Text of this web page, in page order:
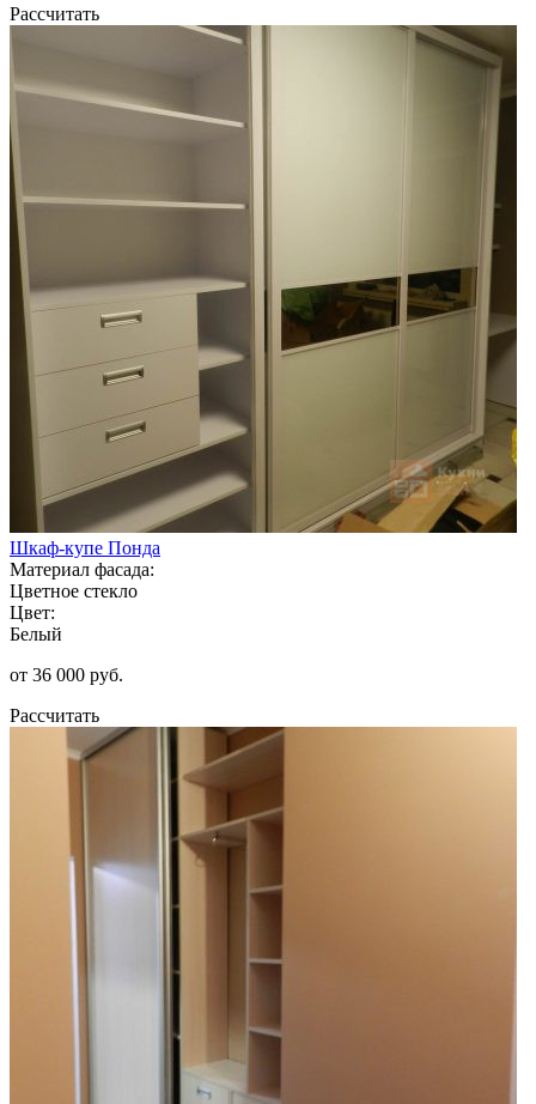
Рассчитать
Шкаф-купе Понда
Материал фасада:
Цветное стекло
Цвет:
Белый
от 36 000 руб.
Рассчитать